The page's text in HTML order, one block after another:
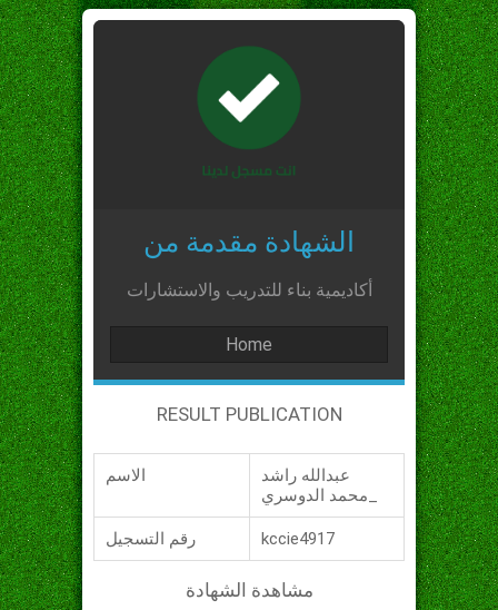
الشهادة مقدمة من
أكاديمية بناء للتدريب والاستشارات
Home
RESULT PUBLICATION
الاسم
عبدالله راشد
رقم التسجيل kccie4917
مشاهدة الشهادة